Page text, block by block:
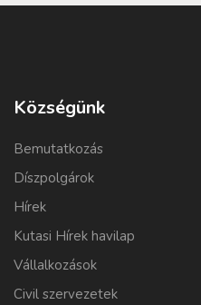
Községünk
Bemutatkozás
Díszpolgárok
Hírek
Kutasi Hírek havilap
Vállalkozások
Civil szervezetek